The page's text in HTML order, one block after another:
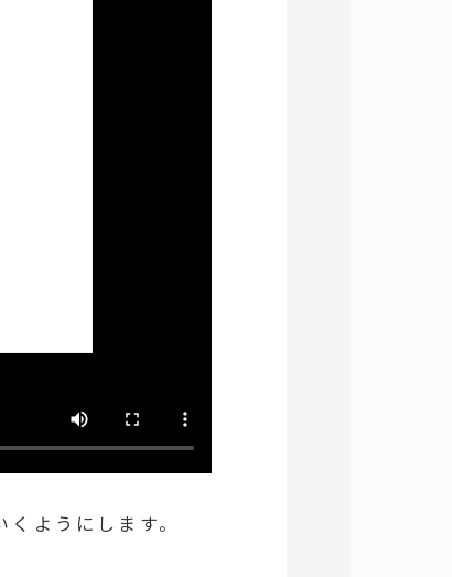
ようにします。